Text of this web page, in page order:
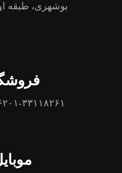
بوشهری، طبقه
۰۲۱۳۳۹۷۶۲۰۱-